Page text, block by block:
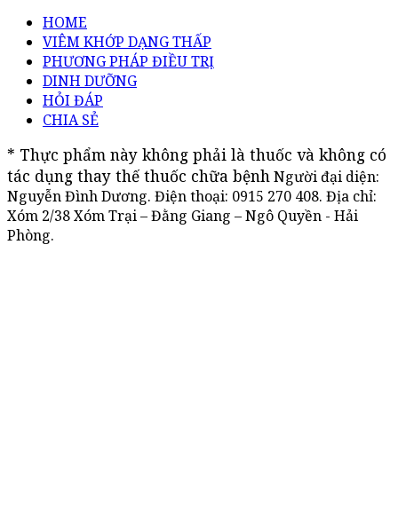
HOME
VIÊM KHỚP DẠNG THẤP
PHƯƠNG PHÁP ĐIỀU TRỊ
DINH DƯỠNG
HỎI ĐÁP
CHIA SẺ
* Thực phẩm này không phải là thuốc và không có
tác dụng thay thế thuốc chữa bệnhNgười đại diện:
Nguyễn Đình Dương. Điện thoại: 0915 270 408. Địa chỉ:
Xóm 2/38 Xóm Trại – Đằng Giang – Ngô Quyền - Hải
Phòng.